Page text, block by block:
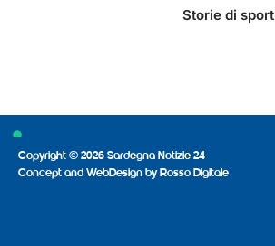
Storie di sport
Copyright © 2026 Sardegna Notizie 24
Concept and WebDesign by Rosso Digitale